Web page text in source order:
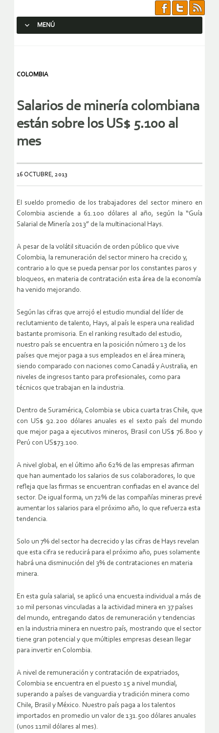
MENÚ
COLOMBIA
Salarios de minería colombiana
están sobre los US$ 5.100 al
mes
16 OCTUBRE, 2013
El sueldo promedio de los trabajadores del sector minero en
Colombia asciende a 61.100 dólares al año, según la “Guía
Salarial de Minería 2013” de la multinacional Hays.
A pesar de la volátil situación de orden público que vive
Colombia, la remuneración del sector minero ha crecido y,
contrario a lo que se pueda pensar por los constantes paros y
bloqueos, en materia de contratación esta área de la economía
ha venido mejorando.
Según las cifras que arrojó el estudio mundial del líder de
reclutamiento de talento, Hays, al país le espera una realidad
bastante promisoria. En el ranking resultado del estudio,
nuestro país se encuentra en la posición número 13 de los
países que mejor paga a sus empleados en el área minera;
siendo comparado con naciones como Canadá y Australia, en
niveles de ingresos tanto para profesionales, como para
técnicos que trabajan en la industria.
Dentro de Suramérica, Colombia se ubica cuarta tras Chile, que
con US$ 92.200 dólares anuales es el sexto país del mundo
que mejor paga a ejecutivos mineros, Brasil con US$ 76.800 y
Perú con US$73.100.
A nivel global, en el último año 62% de las empresas afirman
que han aumentado los salarios de sus colaboradores, lo que
refleja que las firmas se encuentran confiadas en el avance del
sector. De igual forma, un 72% de las compañías mineras prevé
aumentar los salarios para el próximo año, lo que refuerza esta
tendencia.
Solo un 7% del sector ha decrecido y las cifras de Hays revelan
que esta cifra se reducirá para el próximo año, pues solamente
habrá una disminución del 3% de contrataciones en materia
minera.
En esta guía salarial, se aplicó una encuesta individual a más de
10 mil personas vinculadas a la actividad minera en 37 países
del mundo, entregando datos de remuneración y tendencias
en la industria minera en nuestro país, mostrando que el sector
tiene gran potencial y que múltiples empresas desean llegar
para invertir en Colombia.
A nivel de remuneración y contratación de expatriados,
Colombia se encuentra en el puesto 15 a nivel mundial,
superando a países de vanguardia y tradición minera como
Chile, Brasil y México. Nuestro país paga a los talentos
importados en promedio un valor de 131.500 dólares anuales
(unos 11mil dólares al mes).